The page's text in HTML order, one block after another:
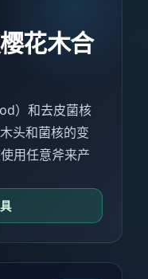
花木合
）和去皮菌核
头和菌核的变
用任意斧来产